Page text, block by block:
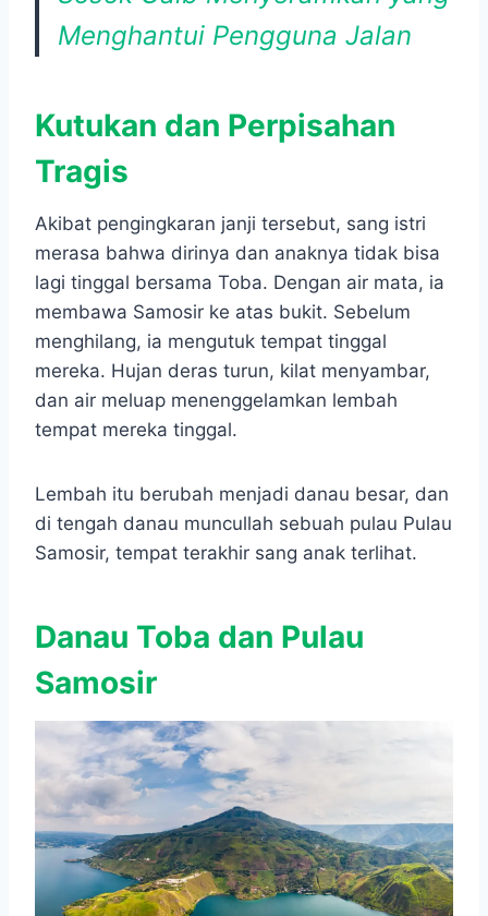
Menghantui Pengguna Jalan
Kutukan dan Perpisahan
Tragis
Akibat pengingkaran janji tersebut, sang istri
merasa bahwa dirinya dan anaknya tidak bisa
lagi tinggal bersama Toba. Dengan air mata, ia
membawa Samosir ke atas bukit. Sebelum
menghilang, ia mengutuk tempat tinggal
mereka. Hujan deras turun, kilat menyambar,
dan air meluap menenggelamkan lembah
tempat mereka tinggal.
Lembah itu berubah menjadi danau besar, dan
di tengah danau muncullah sebuah pulau Pulau
Samosir, tempat terakhir sang anak terlihat.
Danau Toba dan Pulau
Samosir